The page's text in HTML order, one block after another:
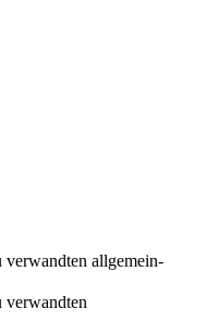
allgemein-
verwandten